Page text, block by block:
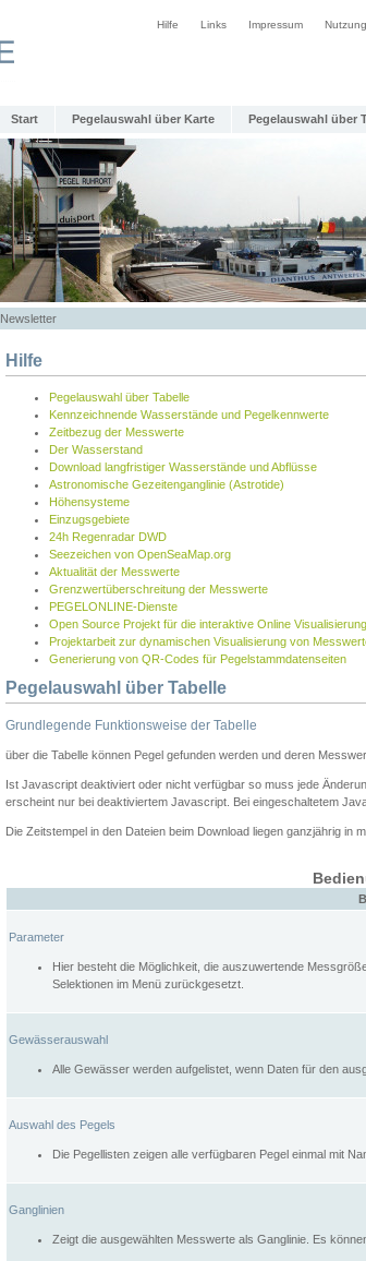
Hilfe Links Impressum
Start Pegelauswahl über Karte Pegelauswahl über
Newsletter
Hilfe
Pegelauswahl über Tabelle
Kennzeichnende Wasserstände und Pegelkennwerte
Zeitbezug der Messwerte
Der Wasserstand
Download langfristiger Wasserstände und Abflüsse
Astronomische Gezeitenganglinie (Astrotide)
Höhensysteme
Einzugsgebiete
24h Regenradar DWD
Seezeichen von OpenSeaMap.org
Aktualität der Messwerte
Grenzwertüberschreitung der Messwerte
PEGELONLINE-Dienste
Open Source Projekt für die interaktive Online Visualisierung
Projektarbeit zur dynamischen Visualisierung von
Generierung von QR-Codes für Pegelstammdatenseiten
Pegelauswahl über Tabelle
Grundlegende Funktionsweise der Tabelle
über die Tabelle können Pegel gefunden werden und deren
Ist Javascript deaktiviert oder nicht verfügbar so muss jede
erscheint nur bei deaktiviertem Javascript. Bei eingeschaltetem
Die Zeitstempel in den Dateien beim Download liegen ganzjährig in
Parameter
Hier besteht die Möglichkeit, die auszuwertende
Selektionen im Menü zurückgesetzt.
Gewässerauswahl
Alle Gewässer werden aufgelistet, wenn Daten für den
Auswahl des Pegels
Die Pegellisten zeigen alle verfügbaren Pegel einmal mit
Ganglinien
Zeigt die ausgewählten Messwerte als Ganglinie. Es